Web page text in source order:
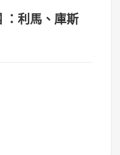
：利馬、庫斯